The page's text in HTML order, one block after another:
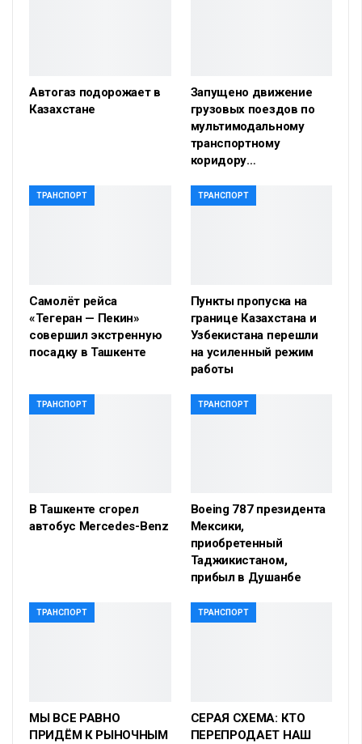
Автогаз подорожает в
Казахстане
Запущено движение
грузовых поездов по
мультимодальному
транспортному
коридору…
ТРАНСПОРТ
Самолёт рейса
«Тегеран — Пекин»
совершил экстренную
посадку в Ташкенте
ТРАНСПОРТ
Пункты пропуска на
границе Казахстана и
Узбекистана перешли
на усиленный режим
работы
ТРАНСПОРТ
В Ташкенте сгорел
автобус Mercedes-Benz
ТРАНСПОРТ
Boeing 787 президента
Мексики,
приобретенный
Таджикистаном,
прибыл в Душанбе
ТРАНСПОРТ
МЫ ВСЕ РАВНО
ПРИДЁМ К РЫНОЧНЫМ
ТРАНСПОРТ
СЕРАЯ СХЕМА: КТО
ПЕРЕПРОДАЕТ НАШ